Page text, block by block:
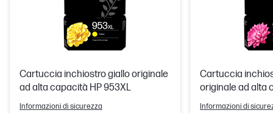
Cartuccia inchiostro giallo originale
ad alta capacità HP 953XL
Informazioni di sicurezza
Cartuccia
originale ad alta
Informazioni di